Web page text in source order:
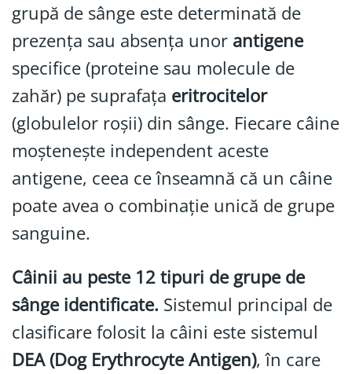
grupă de sânge este determinată de
prezența sau absența unor antigene
specifice (proteine sau molecule de
zahăr) pe suprafața eritrocitelor
(globulelor roșii) din sânge. Fiecare câine
moștenește independent aceste
antigene, ceea ce înseamnă că un câine
poate avea o combinație unică de grupe
sanguine.
Câinii au peste 12 tipuri de grupe de
sânge identificate. Sistemul principal de
clasificare folosit la câini este sistemul
DEA (Dog Erythrocyte Antigen), în care